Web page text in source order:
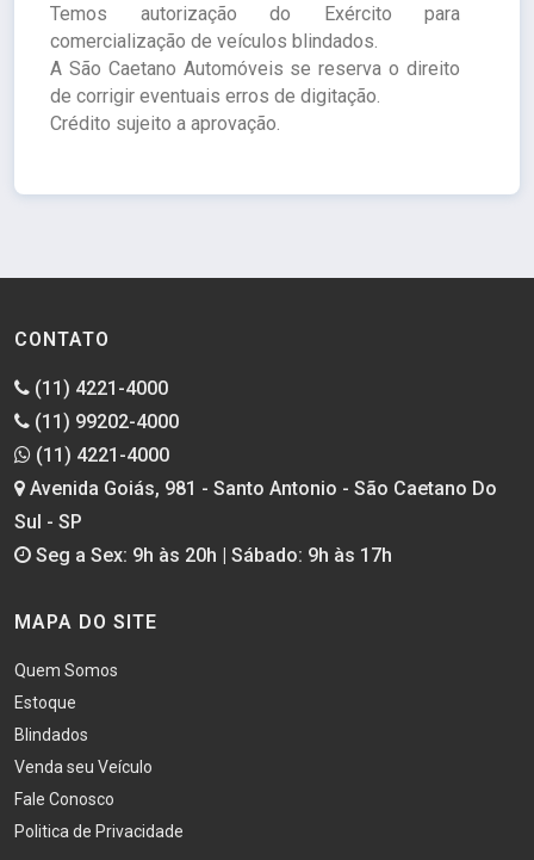
Temos autorização do Exército para
comercialização de veículos blindados.
A São Caetano Automóveis se reserva o direito
de corrigir eventuais erros de digitação.
Crédito sujeito a aprovação.
CONTATO
(11) 4221-4000
(11) 99202-4000
(11) 4221-4000
Avenida Goiás, 981 - Santo Antonio - São Caetano Do
Sul - SP
Seg a Sex: 9h às 20h | Sábado: 9h às 17h
MAPA DO SITE
Quem Somos
Estoque
Blindados
Venda seu Veículo
Fale Conosco
Politica de Privacidade